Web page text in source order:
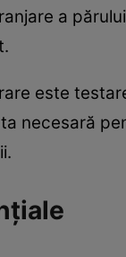
a
este
necesară